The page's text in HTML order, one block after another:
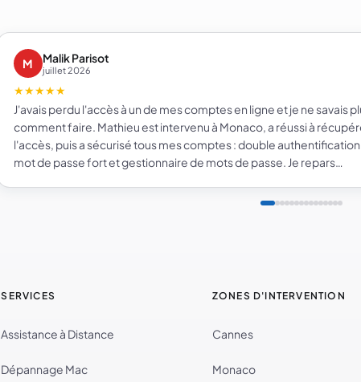
M Malik Parisot
juillet 2026
★★★★★
J'avais perdu l'accès à un de mes comptes en ligne et je ne savais
comment faire. Mathieu est intervenu à Monaco, a réussi à
l'accès, puis a sécurisé tous mes comptes : double
mot de passe fort et gestionnaire de mots de passe. Je repars
SERVICES
Assistance à Distance
Dépannage Mac
ZONES D'INTERVENTION
Cannes
Monaco